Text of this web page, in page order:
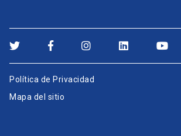
Política de Privacidad
Mapa del sitio